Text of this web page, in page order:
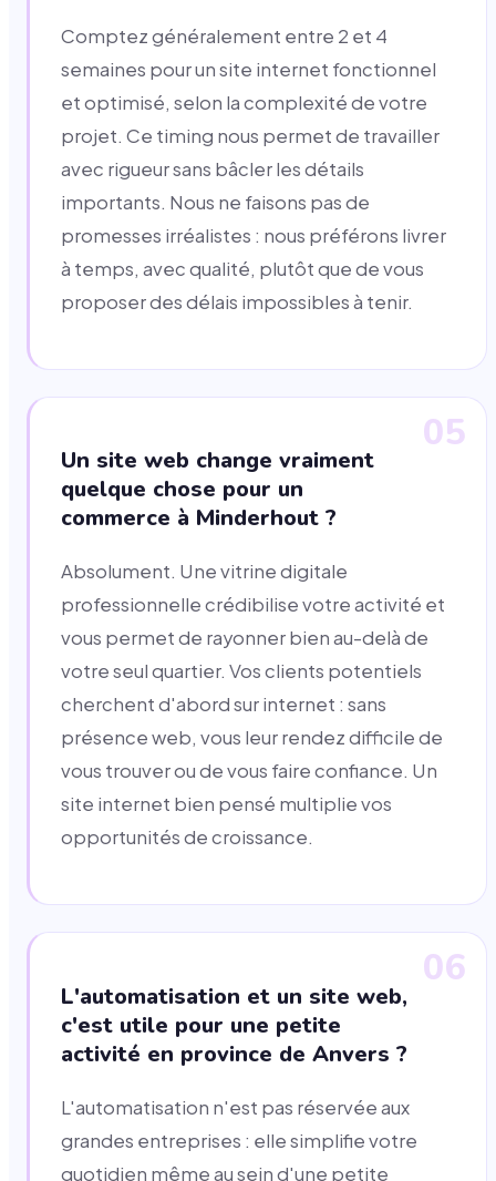
Comptez généralement entre 2 et 4
semaines pour un site internet fonctionnel
et optimisé, selon la complexité de votre
projet. Ce timing nous permet de travailler
avec rigueur sans bâcler les détails
importants. Nous ne faisons pas de
promesses irréalistes : nous préférons livrer
à temps, avec qualité, plutôt que de vous
proposer des délais impossibles à tenir.
05
Un site web change vraiment
quelque chose pour un
commerce à Minderhout ?
Absolument. Une vitrine digitale
professionnelle crédibilise votre activité et
vous permet de rayonner bien au-delà de
votre seul quartier. Vos clients potentiels
cherchent d'abord sur internet : sans
présence web, vous leur rendez difficile de
vous trouver ou de vous faire confiance. Un
site internet bien pensé multiplie vos
opportunités de croissance.
06
L'automatisation et un site web,
c'est utile pour une petite
activité en province de Anvers ?
L'automatisation n'est pas réservée aux
grandes entreprises : elle simplifie votre
quotidien même au sein d'une petite